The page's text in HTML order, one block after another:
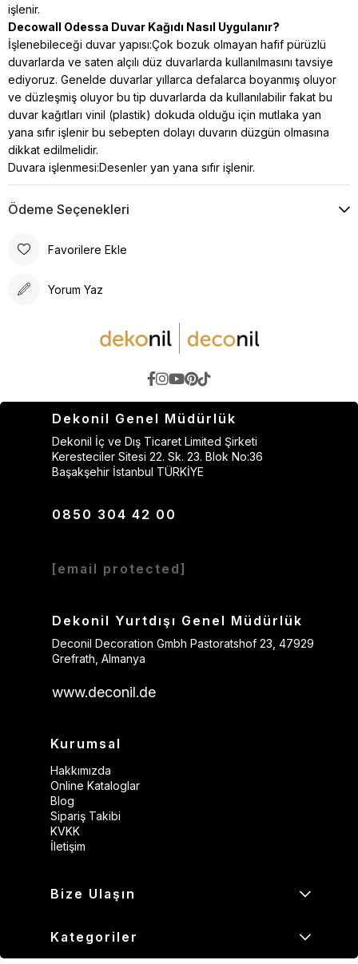
işlenir.
Decowall Odessa Duvar Kağıdı Nasıl Uygulanır?
İşlenebileceği duvar yapısı:Çok bozuk olmayan hafif pürüzlü
duvarlarda ve saten alçılı düz duvarlarda kullanılmasını tavsiye
ediyoruz. Genelde duvarlar yıllarca defalarca boyanmış oluyor
ve düzleşmiş oluyor bu tip duvarlarda da kullanılabilir fakat bu
duvar kağıtları vinil (plastik) dokuda olduğu için mutlaka yan
yana sıfır işlenir bu sebepten dolayı duvarın düzgün olmasına
dikkat edilmelidir.
Duvara işlenmesi:Desenler yan yana sıfır işlenir.
Ödeme Seçenekleri
Favorilere Ekle
Yorum Yaz
Dekonil Genel Müdürlük
Dekonil İç ve Dış Ticaret Limited Şirketi
Keresteciler Sitesi 22. Sk. 23. Blok No:36
Başakşehir İstanbul TÜRKİYE
0850 304 42 00
[email protected]
Dekonil Yurtdışı Genel Müdürlük
Deconil Decoration Gmbh Pastoratshof 23, 47929
Grefrath, Almanya
www.deconil.de
Kurumsal
Hakkımızda
Online Kataloglar
Blog
Sipariş Takibi
KVKK
İletişim
Bize Ulaşın
Kategoriler